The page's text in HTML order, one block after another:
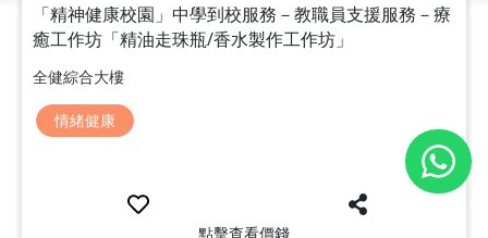
「精神健康校園」中學到校服務－教職員支援服務－療
癒工作坊「精油走珠瓶/香水製作工作坊」
全健綜合大樓
情緒健康
點擊查看價錢